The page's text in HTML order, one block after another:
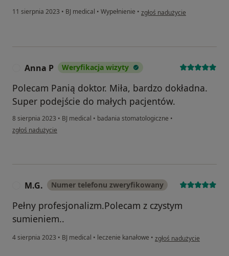
11 sierpnia 2023 • BJ medical • Wypełnienie • w opinii użytkownika Katarzyna
zgłoś nadużycie
Anna P Weryfikacja wizyty
Polecam Panią doktor. Miła, bardzo dokładna.
Super podejście do małych pacjentów.
8 sierpnia 2023 • BJ medical • badania stomatologiczne •
w opinii użytkownika Anna P
zgłoś nadużycie
M.G. Numer telefonu zweryfikowany
Pełny profesjonalizm.Polecam z czystym
sumieniem..
4 sierpnia 2023 • BJ medical • leczenie kanałowe • w opinii użytkownika M.G.
zgłoś nadużycie